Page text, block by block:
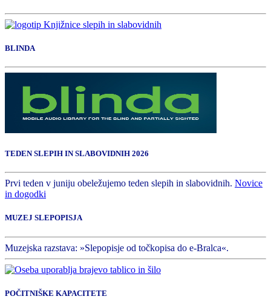
BLINDA
TEDEN SLEPIH IN SLABOVIDNIH 2026
Prvi teden v juniju obeležujemo teden slepih in slabovidnih. Novice
in dogodki
MUZEJ SLEPOPISJA
Muzejska razstava: »Slepopisje od točkopisa do e-Bralca«.
POČITNIŠKE KAPACITETE